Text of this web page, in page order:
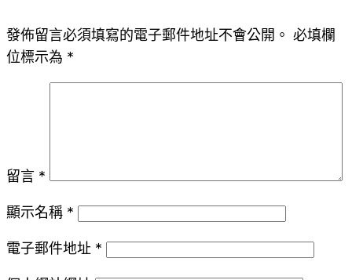
發佈留言必須填寫的電子郵件地址不會公開。 必填欄
位標示為 *
留言 *
顯示名稱 *
電子郵件地址 *